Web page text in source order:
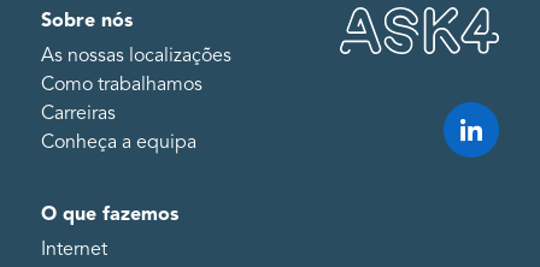
Sobre nós
As nossas localizações
Como trabalhamos
Carreiras
Conheça a equipa
O que fazemos
Internet